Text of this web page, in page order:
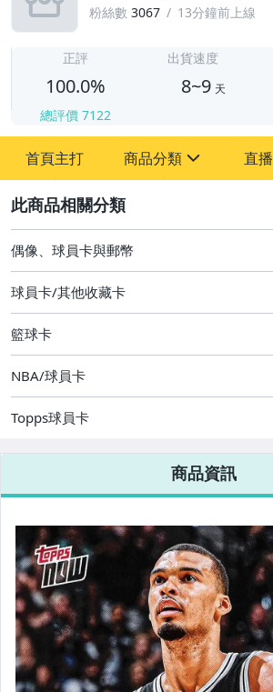
粉絲數 3067 13分鐘前上線
正評
100.0%
總評價 7122
出貨速度
8~9 天
首頁主打 商品分類
偶像、球員卡與郵幣
直
偶像、球員卡與郵幣
球員卡/其他收藏卡
籃球卡
NBA/球員卡
Topps球員卡
商品資訊